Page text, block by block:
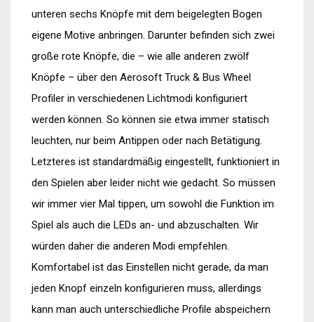
unteren sechs Knöpfe mit dem beigelegten Bogen
eigene Motive anbringen. Darunter befinden sich zwei
große rote Knöpfe, die – wie alle anderen zwölf
Knöpfe – über den Aerosoft Truck & Bus Wheel
Profiler in verschiedenen Lichtmodi konfiguriert
werden können. So können sie etwa immer statisch
leuchten, nur beim Antippen oder nach Betätigung.
Letzteres ist standardmäßig eingestellt, funktioniert in
den Spielen aber leider nicht wie gedacht. So müssen
wir immer vier Mal tippen, um sowohl die Funktion im
Spiel als auch die LEDs an- und abzuschalten. Wir
würden daher die anderen Modi empfehlen.
Komfortabel ist das Einstellen nicht gerade, da man
jeden Knopf einzeln konfigurieren muss, allerdings
kann man auch unterschiedliche Profile abspeichern